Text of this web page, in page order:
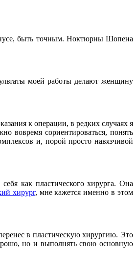
быть точным. Ноктюрны Шопена
моей работы делают женщину
к операции, в редких случаях я
вовремя сориентироваться, понять
и, порой просто навязчивой
как пластического хирурга. Она
хирург, мне кажется именно в этом
в пластическую хирургию. Это
но и выполнять свою основную